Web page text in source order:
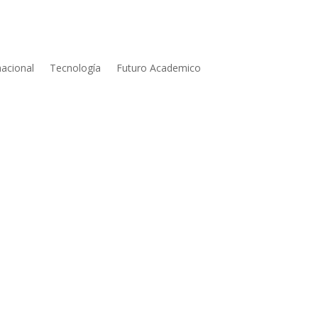
Tecnología Futuro Academico